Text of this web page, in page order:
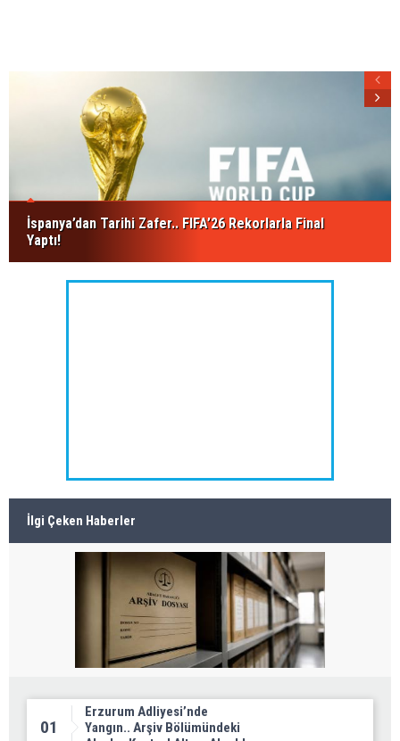
İspanya’dan Tarihi Zafer.. FIFA’26 Rekorlarla Final
Yaptı!
İlgi Çeken Haberler
01
Erzurum Adliyesi’nde
Yangın.. Arşiv Bölümündeki